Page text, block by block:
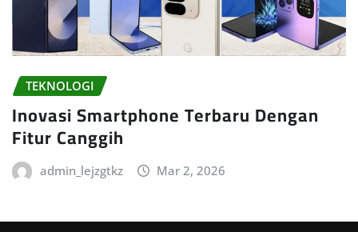
TEKNOLOGI
Inovasi Smartphone Terbaru Dengan
Fitur Canggih
admin_lejzgtkz Mar 2, 2026